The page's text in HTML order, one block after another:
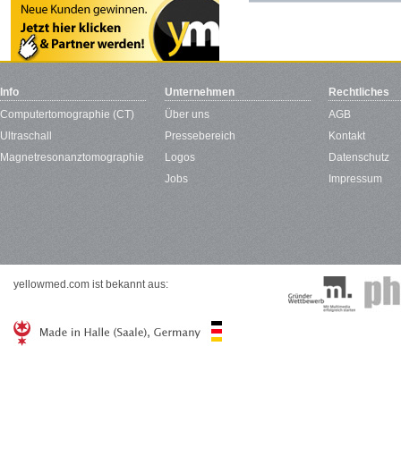
Info
Computertomographie (CT)
Ultraschall
Magnetresonanztomographie
Unternehmen
Über uns
Pressebereich
Logos
Jobs
Rechtliches
AGB
Kontakt
Datenschutz
Impressum
yellowmed.com ist bekannt aus: